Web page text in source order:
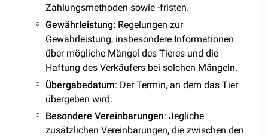
Zahlungsmethoden sowie -fristen.
Gewährleistung: Regelungen zur
Gewährleistung, insbesondere Informationen
über mögliche Mängel des Tieres und die
Haftung des Verkäufers bei solchen Mängeln.
Übergabedatum: Der Termin, an dem das Tier
übergeben wird.
Besondere Vereinbarungen: Jegliche
zusätzlichen Vereinbarungen, die zwischen den